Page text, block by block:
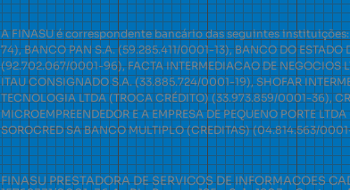
A FINASU é correspondente bancário das seguintes
74), BANCO PAN S.A. (59.285.411/0001-13), BANCO DO ESTADO
(92.702.067/0001-96), FACTA INTERMEDIACAO DE
ITAU CONSIGNADO S.A. (33.885.724/0001-19), SHOFAR
TECNOLOGIA LTDA (TROCA CRÉDITO) (33.973.859/0001-36),
MICROEMPREENDEDOR E A EMPRESA DE PEQUENO PORTE
SOROCRED SA BANCO MULTIPLO (CREDITAS) (04.814.563/
FINASU PRESTADORA DE SERVICOS DE INFORMACOES